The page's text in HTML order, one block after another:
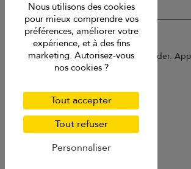
USD $ fr Français
Copyright © 2026 Sri Lanka Villa Finder.
France au 01 78 90 04 96.
Politique de confidentialité
Cookies
Plan du site
Nous utilisons des cookies
pour mieux comprendre vos
préférences, améliorer votre
expérience, et à des fins
marketing. Autorisez-vous
nos cookies ?
Tout accepter
Tout refuser
Personnaliser